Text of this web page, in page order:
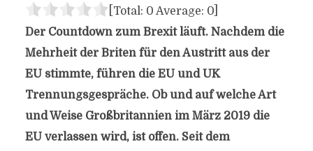
[Total: 0 Average: 0]
Der Countdown zum Brexit läuft. Nachdem die
Mehrheit der Briten für den Austritt aus der
EU stimmte, führen die EU und UK
Trennungsgespräche. Ob und auf welche Art
und Weise Großbritannien im März 2019 die
EU verlassen wird, ist offen. Seit dem